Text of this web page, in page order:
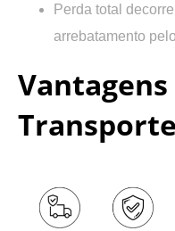
Perda total
arrebatamento